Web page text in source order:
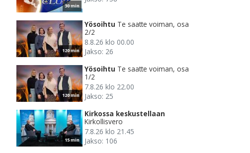
30 min
120 min
Yösoihtu Te saatte voiman, osa
2/2
8.8.26 klo 00.00
Jakso: 26
120 min
Yösoihtu Te saatte voiman, osa
1/2
7.8.26 klo 22.00
Jakso: 25
15 min
Kirkossa keskustellaan
Kirkollisvero
7.8.26 klo 21.45
Jakso: 106